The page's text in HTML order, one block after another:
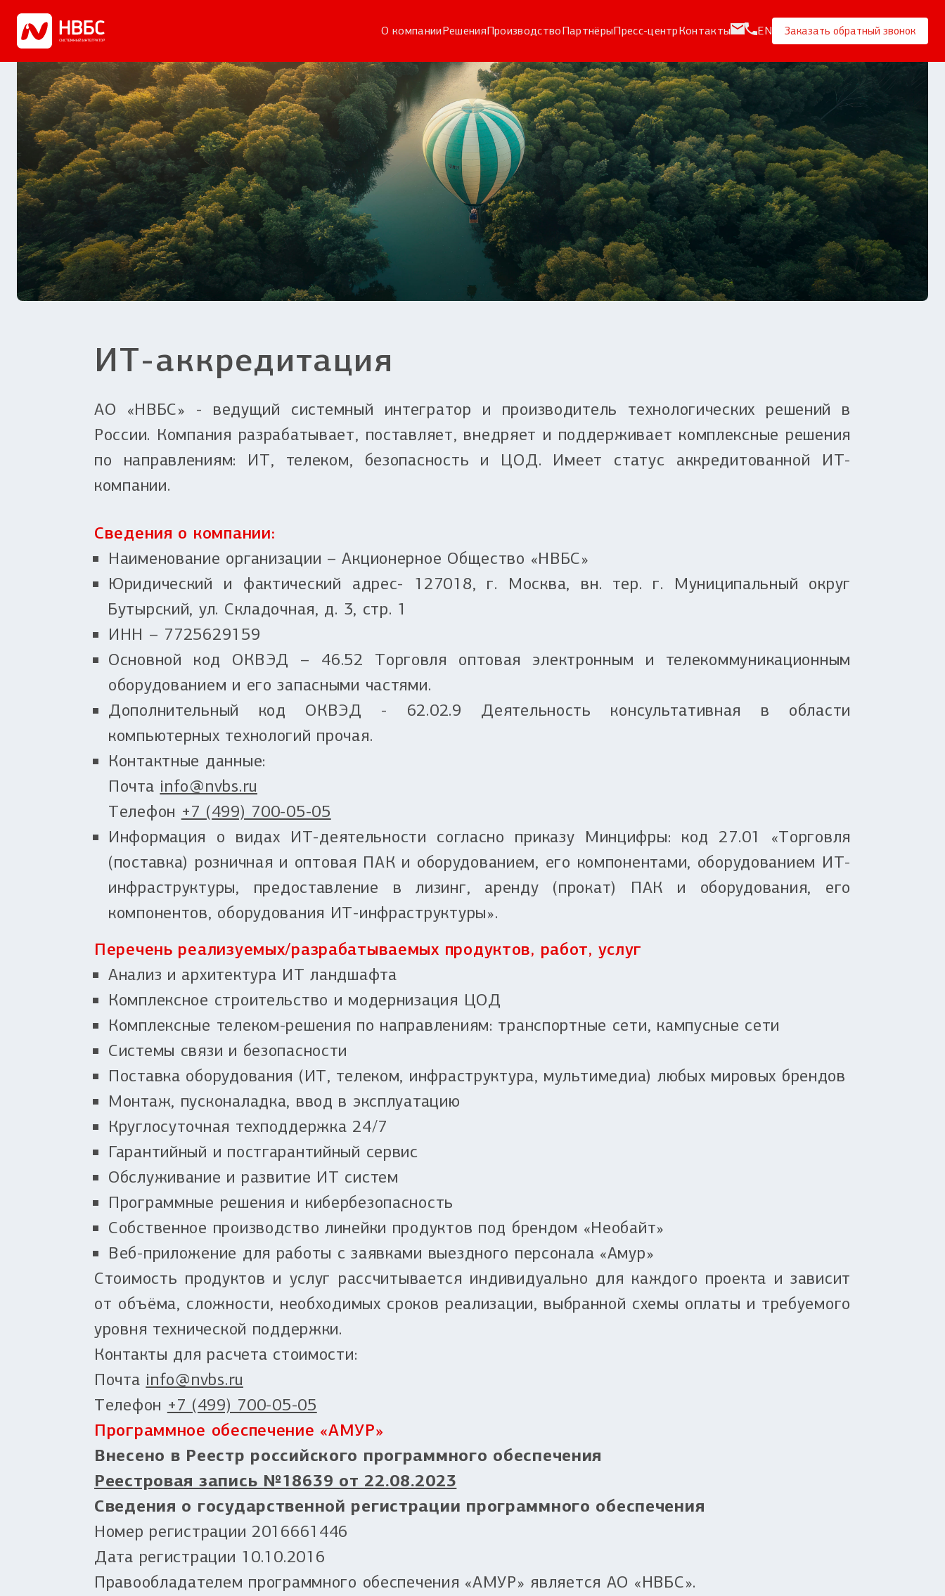
О компанииРешенияПроизводствоПартнёрыПресс-центрКонтакты EN Заказать обратный звонок
ИТ-аккредитация
АО «НВБС» - ведущий системный интегратор и производитель технологических решений в
России. Компания разрабатывает, поставляет, внедряет и поддерживает комплексные решения
по направлениям: ИТ, телеком, безопасность и ЦОД. Имеет статус аккредитованной ИТ-
компании.
Сведения о компании:
Наименование организации – Акционерное Общество «НВБС»
Юридический и фактический адрес- 127018, г. Москва, вн. тер. г. Муниципальный округ
Бутырский, ул. Складочная, д. 3, стр. 1
ИНН – 7725629159
Основной код ОКВЭД – 46.52 Торговля оптовая электронным и телекоммуникационным
оборудованием и его запасными частями.
Дополнительный код ОКВЭД - 62.02.9 Деятельность консультативная в области
компьютерных технологий прочая.
Контактные данные:
Почта info@nvbs.ru
Телефон +7 (499) 700-05-05
Информация о видах ИТ-деятельности согласно приказу Минцифры: код 27.01 «Торговля
(поставка) розничная и оптовая ПАК и оборудованием, его компонентами, оборудованием ИТ-
инфраструктуры, предоставление в лизинг, аренду (прокат) ПАК и оборудования, его
компонентов, оборудования ИТ-инфраструктуры».
Перечень реализуемых/разрабатываемых продуктов, работ, услуг
Анализ и архитектура ИТ ландшафта
Комплексное строительство и модернизация ЦОД
Комплексные телеком-решения по направлениям: транспортные сети, кампусные сети
Системы связи и безопасности
Поставка оборудования (ИТ, телеком, инфраструктура, мультимедиа) любых мировых брендов
Монтаж, пусконаладка, ввод в эксплуатацию
Круглосуточная техподдержка 24/7
Гарантийный и постгарантийный сервис
Обслуживание и развитие ИТ систем
Программные решения и кибербезопасность
Собственное производство линейки продуктов под брендом «Необайт»
Веб-приложение для работы с заявками выездного персонала «Амур»
Стоимость продуктов и услуг рассчитывается индивидуально для каждого проекта и зависит
от объёма, сложности, необходимых сроков реализации, выбранной схемы оплаты и требуемого
уровня технической поддержки.
Контакты для расчета стоимости:
Почта info@nvbs.ru
Телефон +7 (499) 700-05-05
Программное обеспечение «АМУР»
Внесено в Реестр российского программного обеспечения
Реестровая запись №18639 от 22.08.2023
Сведения о государственной регистрации программного обеспечения
Номер регистрации 2016661446
Дата регистрации 10.10.2016
Правообладателем программного обеспечения «АМУР» является АО «НВБС».